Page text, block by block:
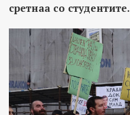
сретнаа со студентите.